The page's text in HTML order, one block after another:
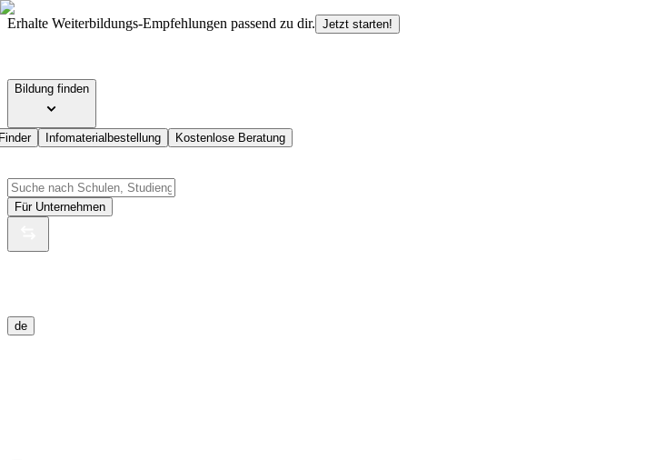
Erhalte Weiterbildungs-Empfehlungen passend zu dir. Jetzt starten!
Bildung finden
Infomaterialbestellung Kostenlose Beratung
Für Unternehmen
de